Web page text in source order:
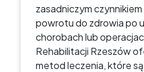
zasadniczym
powrotu do zdrowia po
chorobach lub
Rehabilitacji Rzeszów
metod leczenia, które